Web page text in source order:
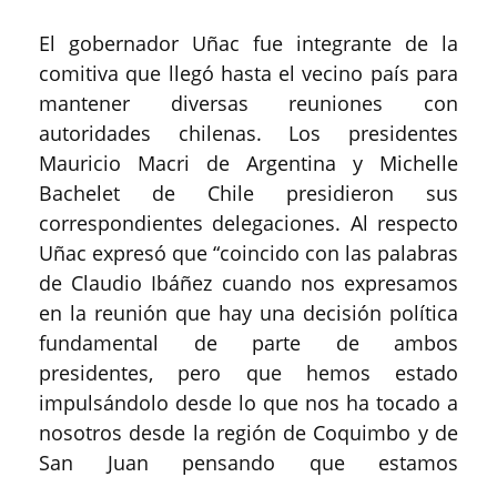
El gobernador Uñac fue integrante de la
comitiva que llegó hasta el vecino país para
mantener diversas reuniones con
autoridades chilenas. Los presidentes
Mauricio Macri de Argentina y Michelle
Bachelet de Chile presidieron sus
correspondientes delegaciones. Al respecto
Uñac expresó que “coincido con las palabras
de Claudio Ibáñez cuando nos expresamos
en la reunión que hay una decisión política
fundamental de parte de ambos
presidentes, pero que hemos estado
impulsándolo desde lo que nos ha tocado a
nosotros desde la región de Coquimbo y de
San Juan pensando que estamos